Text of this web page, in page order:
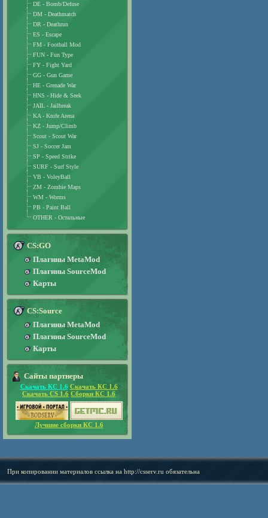
DE - Bomb/Defuse
DM - Deathmatch
DR - Deathrun
ES - Escape
FM - Football Mod
FUN - Fun Type
FY - Fight Yard
GG - Gun Game
HE - Grenade War
HNS - Hide & Seek
JAIL - Jailbreak
KA - Knife Arena
KZ - Jump/Climb
Scout - Scout War
SJ - Soccer Jam
SP - Speed Strike
SURF - Surf Style
VB - VoleyBall
ZM - Zombie Maps
WM - Worms
PB - Paint Ball
OTHER - Остальные
CS:GO
Плагины MetaMod
Плагины SourceMod
Карты
CS:Source
Плагины MetaMod
Плагины SourceMod
Карты
Сайты партнеры
Скачать КС 1.6 Скачать КС 1.6
Скачать CS 1.6 Сборки КС 1.6
Лучшие сборки КС 1.6
При копировании материалов ссылка на http://csserv.ru обязательна